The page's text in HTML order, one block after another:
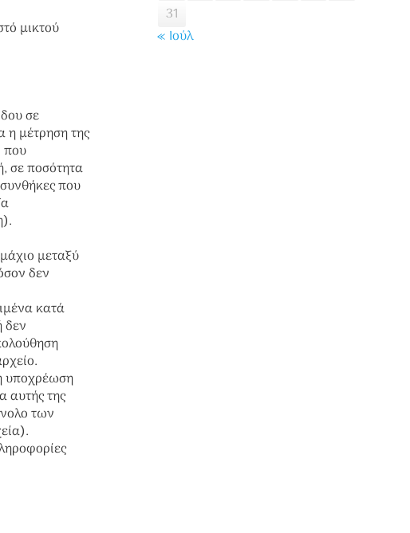
μικτού
σε
η μέτρηση της
που
σε ποσότητα
που
μεταξύ
δεν
κατά
δεν
υποχρέωση
αυτής της
των
31
« Ιούλ